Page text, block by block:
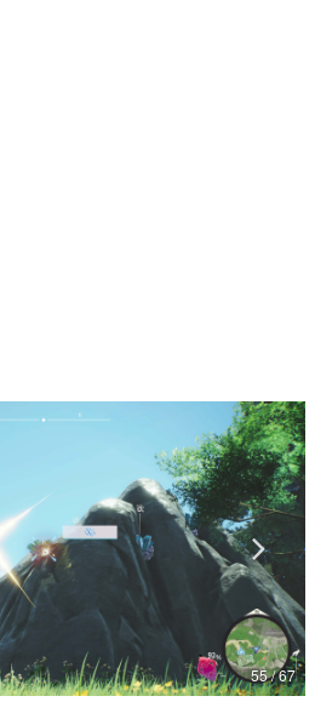
解き明かしていく、硬派で骨太な評論連載
た日本語
技」「ラスボス」… ゲームにまつわる言葉
変遷を、コンピューター文化史研究家・タ
調査。
55 / 67